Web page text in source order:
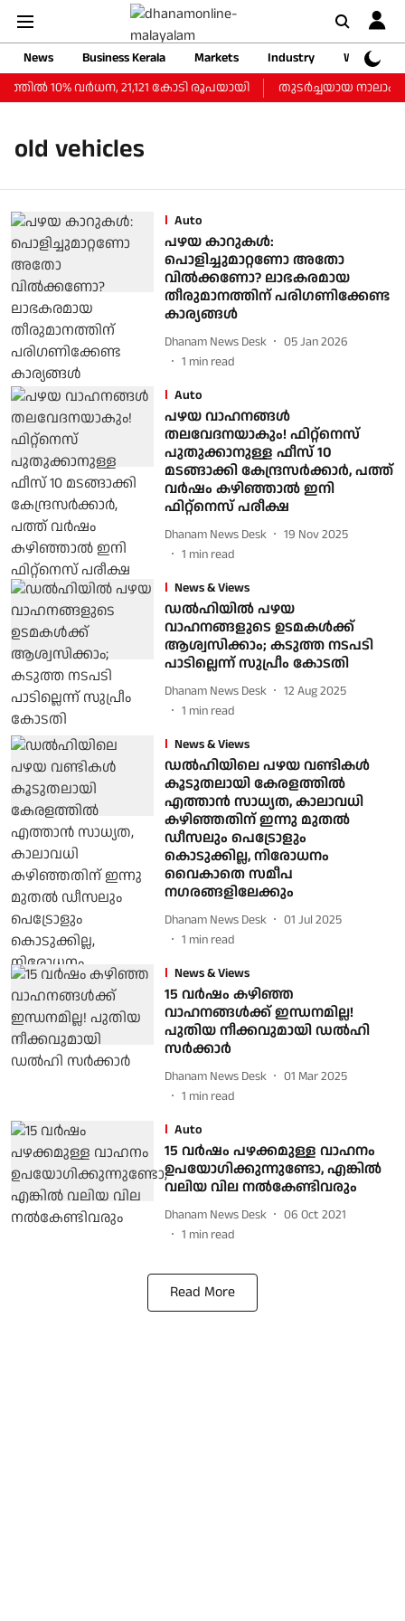
News Business Kerala Markets Industry
Web
വര്‍ധന, 21,121 കോടി രൂപയായി
തുടർച്ചയായ നാലാം
old vehicles
Auto
പഴയ കാറുകൾ:
പൊളിച്ചുമാറ്റണോ അതോ
വിൽക്കണോ? ലാഭകരമായ
തീരുമാനത്തിന് പരിഗണിക്കേണ്ട
കാര്യങ്ങള്‍
Dhanam News Desk
05 Jan 2026
1 min read
Auto
പഴയ വാഹനങ്ങള്‍
തലവേദനയാകും! ഫിറ്റ്‌നെസ്
പുതുക്കാനുള്ള ഫീസ് 10
മടങ്ങാക്കി കേന്ദ്രസര്‍ക്കാര്‍, പത്ത്
വര്‍ഷം കഴിഞ്ഞാല്‍ ഇനി
ഫിറ്റ്‌നെസ് പരീക്ഷ
Dhanam News Desk
19 Nov 2025
1 min read
News & Views
ഡൽഹിയിൽ പഴയ
വാഹനങ്ങളുടെ ഉടമകള്‍ക്ക്
ആശ്വസിക്കാം; കടുത്ത നടപടി
പാടില്ലെന്ന് സുപ്രീം കോടതി
Dhanam News Desk
12 Aug 2025
1 min read
News & Views
ഡല്‍ഹിയിലെ പഴയ വണ്ടികള്‍
കൂടുതലായി കേരളത്തില്‍
എത്താന്‍ സാധ്യത, കാലാവധി
കഴിഞ്ഞതിന് ഇന്നു മുതല്‍
ഡീസലും പെട്രോളും
കൊടുക്കില്ല, നിരോധനം
വൈകാതെ സമീപ
നഗരങ്ങളിലേക്കും
Dhanam News Desk
01 Jul 2025
1 min read
News & Views
15 വര്‍ഷം കഴിഞ്ഞ
വാഹനങ്ങള്‍ക്ക് ഇന്ധനമില്ല!
പുതിയ നീക്കവുമായി ഡല്‍ഹി
സര്‍ക്കാര്‍
Dhanam News Desk
01 Mar 2025
1 min read
Auto
15 വര്‍ഷം പഴക്കമുള്ള വാഹനം
ഉപയോഗിക്കുന്നുണ്ടോ, എങ്കില്‍
വലിയ വില നല്‍കേണ്ടിവരും
Dhanam News Desk
06 Oct 2021
1 min read
Read More